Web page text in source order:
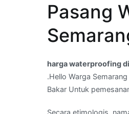
di
Daerah
Barat,
WA
Pasang
harga waterproofing
.Hello Warga
Bakar Untuk